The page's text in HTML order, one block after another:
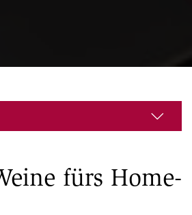
fürs Home-